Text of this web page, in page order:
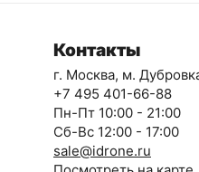
Контакты
г. Москва, м.
+7 495 401-66-88
Пн-Пт 10:00 - 21:00
Сб-Вс 12:00 - 17:00
sale@idrone.ru